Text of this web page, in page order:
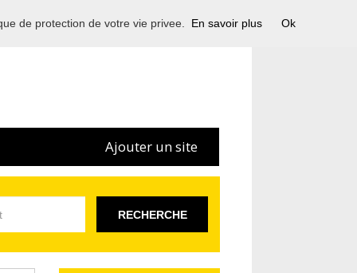
Ajouter un site
RECHERCHE
de protection de votre vie privee. En savoir plus Ok